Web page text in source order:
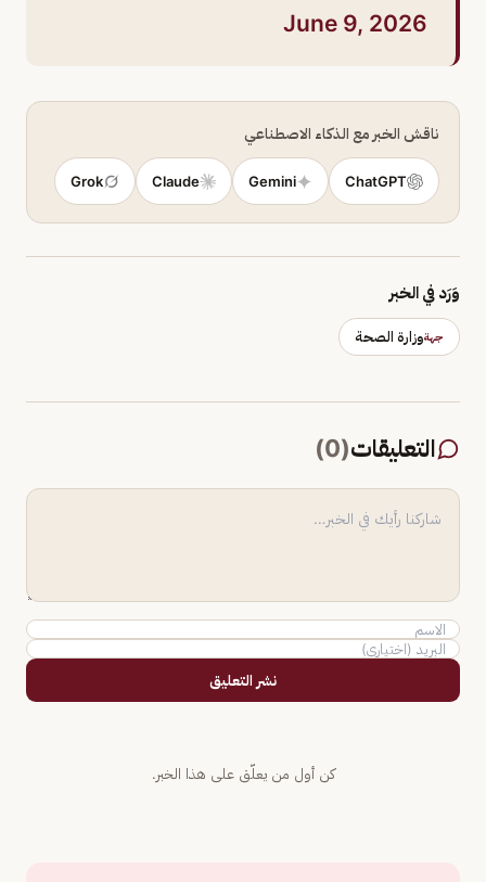
June 9, 2026
ناقش الخبر مع الذكاء الاصطناعي
ChatGPT
Gemini
Claude
Grok
وَرَد في الخبر
جهةوزارة الصحة
التعليقات(
0
)
نشر التعليق
كن أول من يعلّق على هذا الخبر.